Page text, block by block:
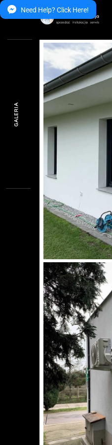
Need Help? Click Here!
GALERIA